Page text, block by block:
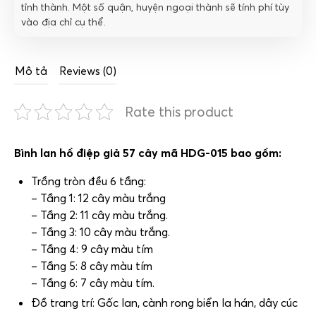
tỉnh thành. Một số quận, huyện ngoại thành sẽ tính phí tùy
vào địa chỉ cụ thể.
Mô tả Reviews (0)
Rate this product
Bình lan hồ điệp giả 57 cây mã HDG-015 bao gồm:
Trồng tròn đều 6 tầng:
– Tầng 1: 12 cây màu trắng
– Tầng 2: 11 cây màu trắng.
– Tầng 3: 10 cây màu trắng.
– Tầng 4: 9 cây màu tím
– Tầng 5: 8 cây màu tím
– Tầng 6: 7 cây màu tím.
Đồ trang trí: Gốc lan, cành rong biển la hán, dây cúc